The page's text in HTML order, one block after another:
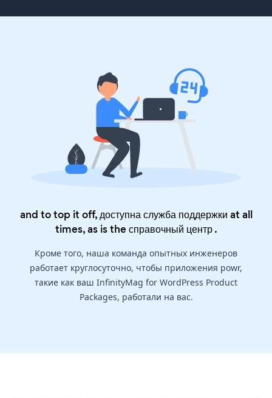
and to top it off, доступна служба поддержки at all
times, as is theсправочный центр.
Кроме того, наша команда опытных инженеров
работает круглосуточно, чтобы приложения powr,
такие как ваш InfinityMag for WordPress Product
Packages, работали на вас.